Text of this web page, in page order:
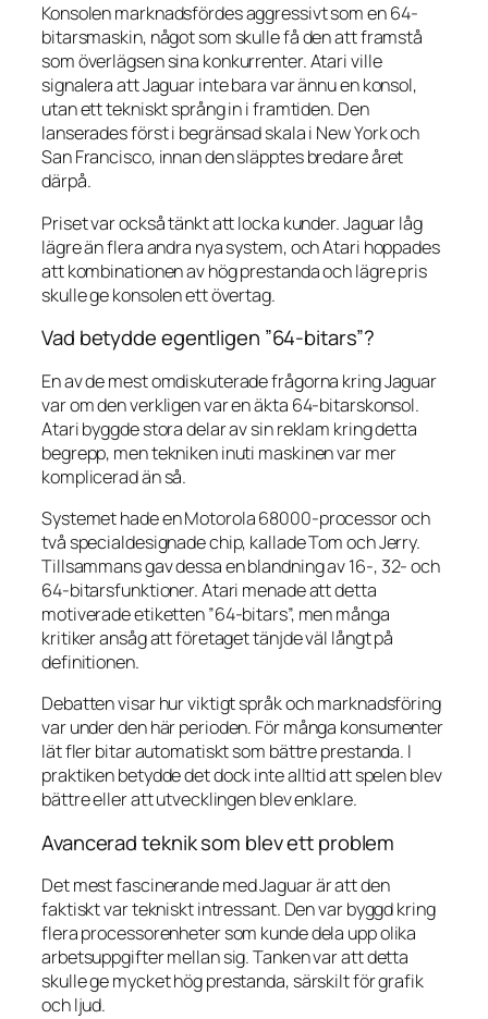
Konsolen marknadsfördes aggressivt som en 64-
bitarsmaskin, något som skulle få den att framstå
som överlägsen sina konkurrenter. Atari ville
signalera att Jaguar inte bara var ännu en konsol,
utan ett tekniskt språng in i framtiden. Den
lanserades först i begränsad skala i New York och
San Francisco, innan den släpptes bredare året
därpå.
Priset var också tänkt att locka kunder. Jaguar låg
lägre än flera andra nya system, och Atari hoppades
att kombinationen av hög prestanda och lägre pris
skulle ge konsolen ett övertag.
Vad betydde egentligen ”64-bitars”?
En av de mest omdiskuterade frågorna kring Jaguar
var om den verkligen var en äkta 64-bitarskonsol.
Atari byggde stora delar av sin reklam kring detta
begrepp, men tekniken inuti maskinen var mer
komplicerad än så.
Systemet hade en Motorola 68000-processor och
två specialdesignade chip, kallade Tom och Jerry.
Tillsammans gav dessa en blandning av 16-, 32- och
64-bitarsfunktioner. Atari menade att detta
motiverade etiketten ”64-bitars”, men många
kritiker ansåg att företaget tänjde väl långt på
definitionen.
Debatten visar hur viktigt språk och marknadsföring
var under den här perioden. För många konsumenter
lät fler bitar automatiskt som bättre prestanda. I
praktiken betydde det dock inte alltid att spelen blev
bättre eller att utvecklingen blev enklare.
Avancerad teknik som blev ett problem
Det mest fascinerande med Jaguar är att den
faktiskt var tekniskt intressant. Den var byggd kring
flera processorenheter som kunde dela upp olika
arbetsuppgifter mellan sig. Tanken var att detta
skulle ge mycket hög prestanda, särskilt för grafik
och ljud.